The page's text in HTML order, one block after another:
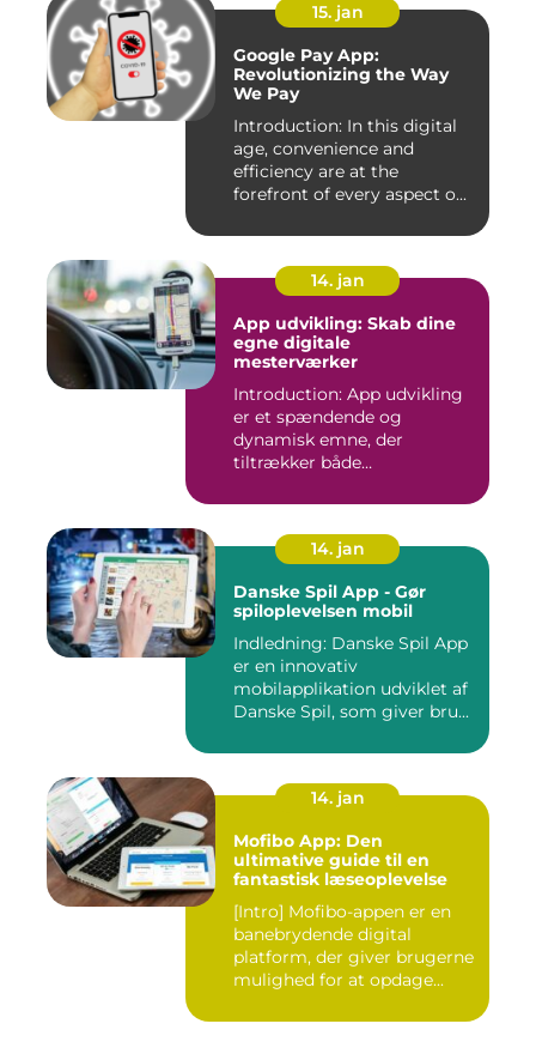
15. jan
Google Pay App:
Revolutionizing the Way
We Pay
Introduction: In this digital
age, convenience and
efficiency are at the
forefront of every aspect o...
14. jan
App udvikling: Skab dine
egne digitale
mesterværker
Introduction: App udvikling
er et spændende og
dynamisk emne, der
tiltrækker både
14. jan
Danske Spil App - Gør
spiloplevelsen mobil
Indledning: Danske Spil App
er en innovativ
mobilapplikation udviklet af
Danske Spil, som giver bru...
14. jan
Mofibo App: Den
ultimative guide til en
fantastisk læseoplevelse
[Intro] Mofibo-appen er en
banebrydende digital
platform, der giver brugerne
mulighed for at opdage...